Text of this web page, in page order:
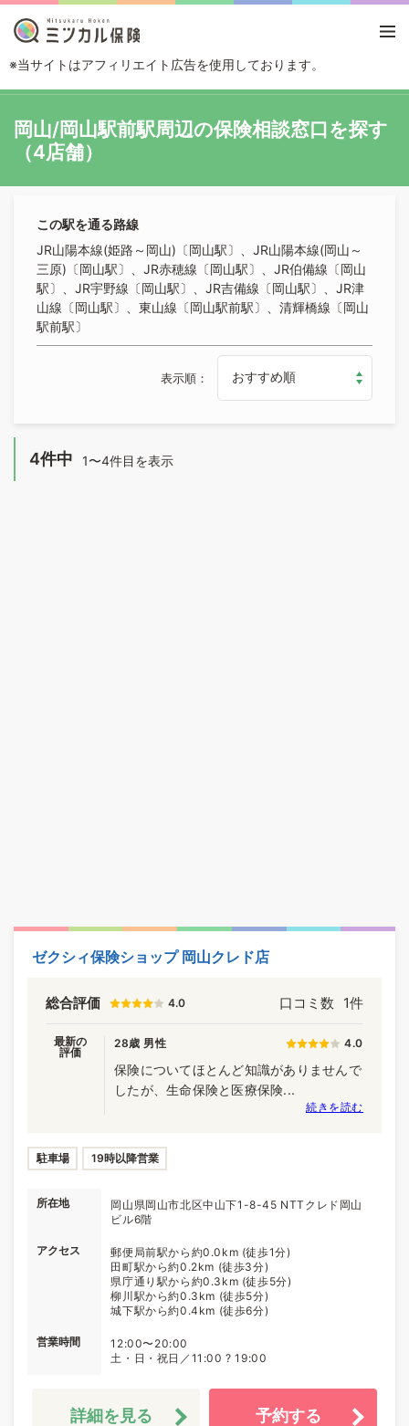
※当サイトはアフィリエイト広告を使用しております。
岡山/岡山駅前駅
岡山/岡山駅前駅周辺の保険相談窓口を探す
（4店舗）
この駅を通る路線
JR山陽本線(姫路～岡山)〔岡山駅〕、JR山陽本線(岡山～
三原)〔岡山駅〕、JR赤穂線〔岡山駅〕、JR伯備線〔岡山
駅〕、JR宇野線〔岡山駅〕、JR吉備線〔岡山駅〕、JR津
山線〔岡山駅〕、東山線〔岡山駅前駅〕、清輝橋線〔岡山
駅前駅〕
表示順
4件中 1〜4件目を表示
ゼクシィ保険ショップ 岡山クレド店
総合評価 4.0 口コミ数 1件
最新の
評価
28歳 男性 4.0
保険についてほとんど知識がありませんで
したが、生命保険と医療保険...
続きを読む
駐車場 19時以降営業
所在地
岡山県岡山市北区中山下1-8-45 NTTクレド岡山
ビル6階
アクセス
郵便局前駅から約0.0km (徒歩1分)
田町駅から約0.2km (徒歩3分)
県庁通り駅から約0.3km (徒歩5分)
柳川駅から約0.3km (徒歩5分)
城下駅から約0.4km (徒歩6分)
営業時間
12:00〜20:00
土・日・祝日／11:00 ? 19:00
詳細を見る 予約する